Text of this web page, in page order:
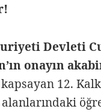
Devleti
onayın
12.